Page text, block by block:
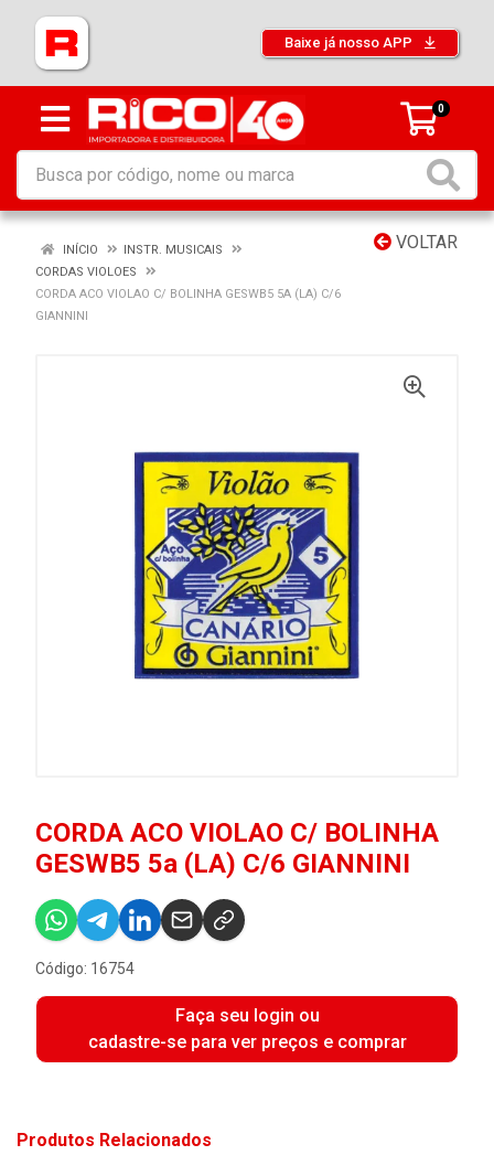
Baixe já nosso APP
0
VOLTAR
INÍCIO
INSTR. MUSICAIS
CORDAS VIOLOES
CORDA ACO VIOLAO C/ BOLINHA GESWB5 5A (LA) C/6
GIANNINI
CORDA ACO VIOLAO C/ BOLINHA
GESWB5 5a (LA) C/6 GIANNINI
Código: 16754
Faça seu login ou
cadastre-se para ver preços e comprar
Produtos Relacionados